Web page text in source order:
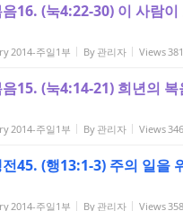
16. (눅4:22-30) 이 사람이
2014-주일1부 By 관리자 Views
15. (눅4:14-21) 희년의
2014-주일1부 By 관리자 Views
45. (행13:1-3) 주의 일을
2014-주일1부 By 관리자 Views